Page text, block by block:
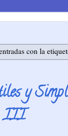
con la
y
III